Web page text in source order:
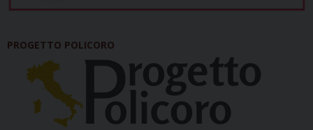
PROGETTO POLICORO